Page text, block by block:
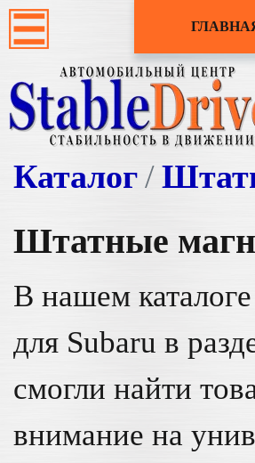
Каталог
Штатные
В нашем
для Subaru в
смогли найти
внимание на